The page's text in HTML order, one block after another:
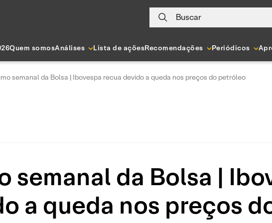
Buscar
Quem somosAnálises Lista de açõesRecomendações Periódicos
semanal da Bolsa | Ibovespa recua devido a queda nos preços do petróleo
semanal da Bolsa |
a queda nos preços